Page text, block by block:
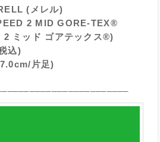
(メレル)
2 MID GORE-TEX®
2 ミッド ゴアテックス®)
込)
片足)